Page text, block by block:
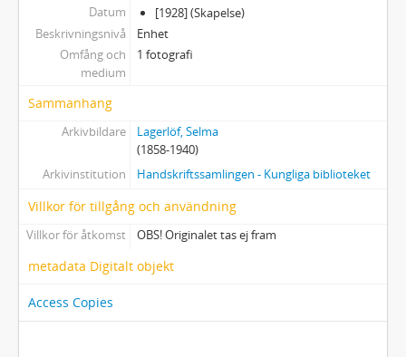
Datum
[1928] (Skapelse)
Beskrivningsnivå
Enhet
Omfång och
medium
1 fotografi
Sammanhang
Arkivbildare
Lagerlöf, Selma
(1858-1940)
Arkivinstitution
Handskriftssamlingen - Kungliga biblioteket
Villkor för tillgång och användning
Villkor för åtkomst OBS! Originalet tas ej fram
metadata Digitalt objekt
Access Copies